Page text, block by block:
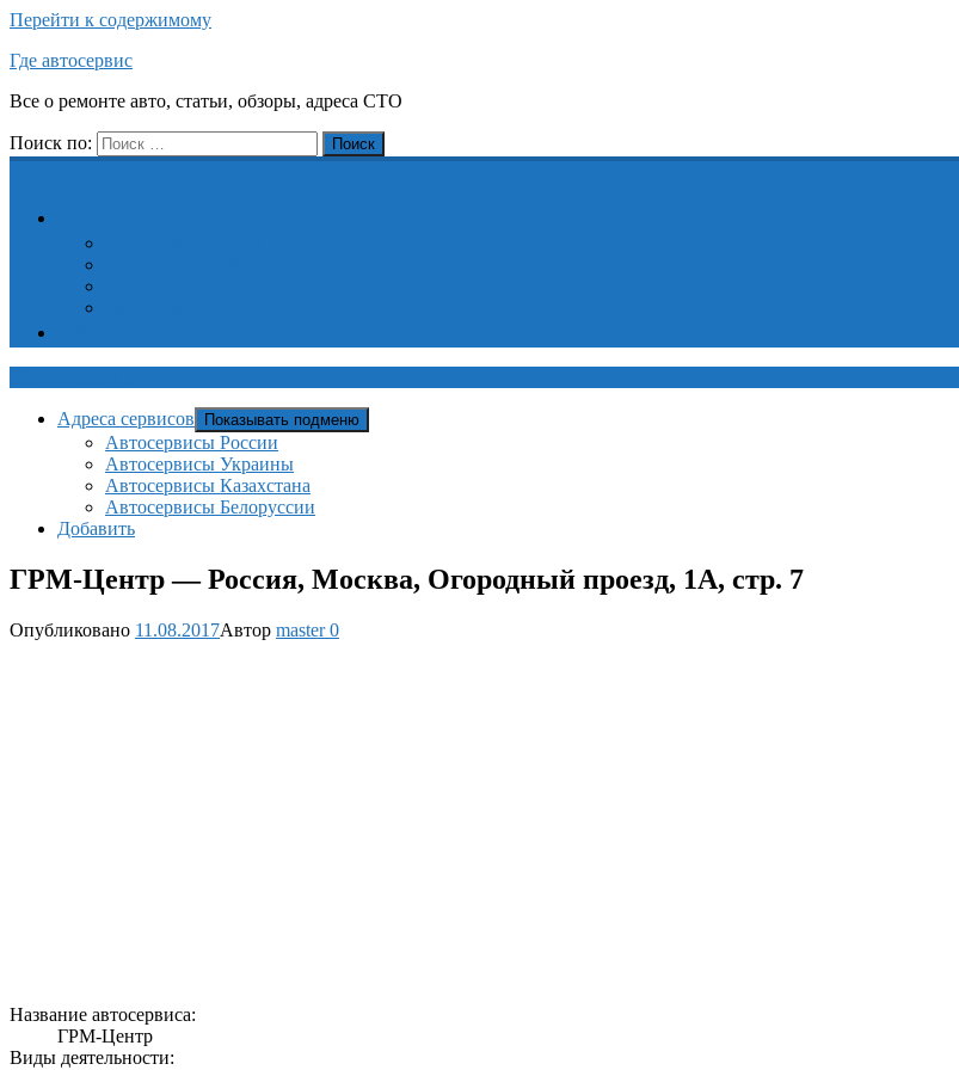
Перейти к содержимому
Где автосервис
Все о ремонте авто, статьи, обзоры, адреса СТО
Поиск по: Поиск
Адреса сервисов Показывать подменю
Автосервисы России
Автосервисы Украины
Автосервисы Казахстана
Автосервисы Белоруссии
Добавить
ГРМ-Центр — Россия, Москва, Огородный проезд, 1А, стр. 7
Опубликовано 11.08.2017Автор master0
Название автосервиса:
ГРМ-Центр
Виды деятельности: